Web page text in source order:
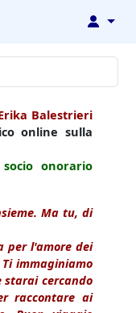
↓
Balestrieri
online sulla
onorario
Ma tu, di
per l'amore dei
immaginiamo
starai cercando
raccontare ai